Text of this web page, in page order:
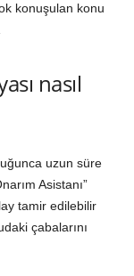
konuşulan konu
nasıl
uzun süre
Asistanı”
tamir edilebilir
çabalarını